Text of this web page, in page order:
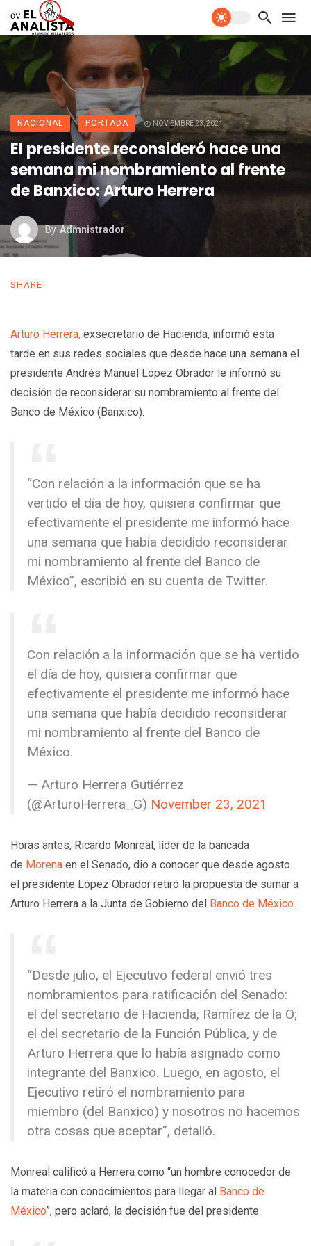
NACIONAL PORTADA NOVIEMBRE 23, 2021
El presidente reconsideró hace una
semana mi nombramiento al frente
de Banxico: Arturo Herrera
By Admnistrador
SHARE
Arturo Herrera, exsecretario de Hacienda, informó esta
tarde en sus redes sociales que desde hace una semana el
presidente Andrés Manuel López Obrador le informó su
decisión de reconsiderar su nombramiento al frente del
Banco de México (Banxico).
“Con relación a la información que se ha
vertido el día de hoy, quisiera confirmar que
efectivamente el presidente me informó hace
una semana que había decidido reconsiderar
mi nombramiento al frente del Banco de
México”, escribió en su cuenta de Twitter.
Con relación a la información que se ha vertido
el día de hoy, quisiera confirmar que
efectivamente el presidente me informó hace
una semana que había decidido reconsiderar
mi nombramiento al frente del Banco de
México.
— Arturo Herrera Gutiérrez
(@ArturoHerrera_G) November 23, 2021
Horas antes, Ricardo Monreal, líder de la bancada
de Morena en el Senado, dio a conocer que desde agosto
el presidente López Obrador retiró la propuesta de sumar a
Arturo Herrera a la Junta de Gobierno del Banco de México.
“Desde julio, el Ejecutivo federal envió tres
nombramientos para ratificación del Senado:
el del secretario de Hacienda, Ramírez de la O;
el del secretario de la Función Pública, y de
Arturo Herrera que lo había asignado como
integrante del Banxico. Luego, en agosto, el
Ejecutivo retiró el nombramiento para
miembro (del Banxico) y nosotros no hacemos
otra cosas que aceptar”, detalló.
Monreal calificó a Herrera como “un hombre conocedor de
la materia con conocimientos para llegar al Banco de
México”, pero aclaró, la decisión fue del presidente.